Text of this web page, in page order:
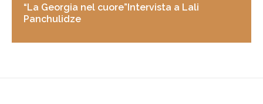
“La Georgia nel cuore”Intervista a Lali
Panchulidze